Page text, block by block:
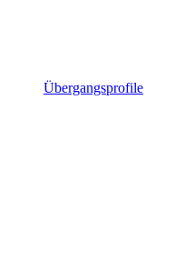
Übergangsprofile